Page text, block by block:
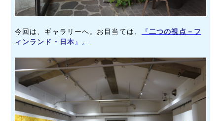
今回は、ギャラリーへ。お目当ては、 『二つの視点－フ
ィンランド・日本』。